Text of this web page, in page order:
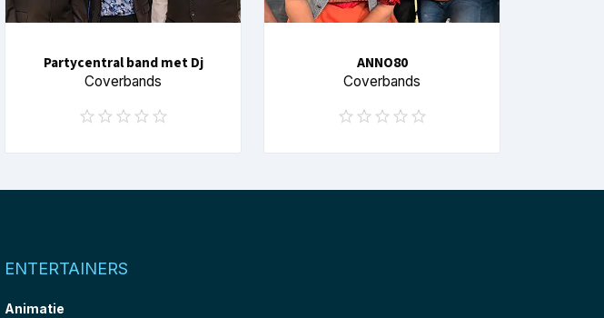
Partycentral band met Dj
Coverbands
ANNO80
Coverbands
ENTERTAINERS
Animatie